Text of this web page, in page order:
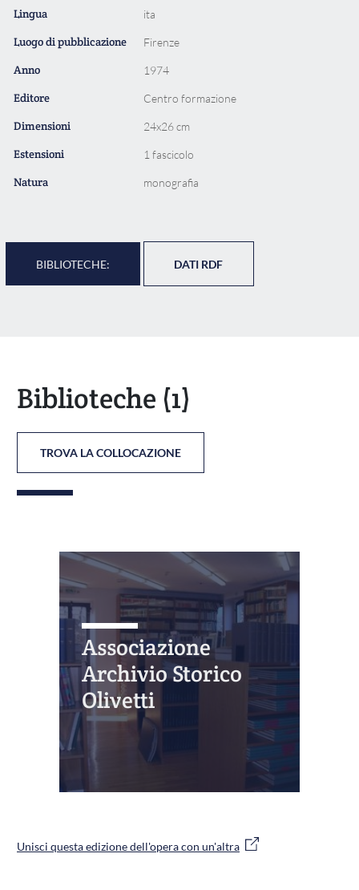
Lingua ita
Luogo di pubblicazione Firenze
Anno 1974
Editore Centro formazione
Dimensioni 24x26 cm
Estensioni 1 fascicolo
Natura monografia
BIBLIOTECHE: DATI RDF
Biblioteche (1)
TROVA LA COLLOCAZIONE
Associazione
Archivio Storico
Olivetti
Unisci questa edizione dell'opera con un'altra